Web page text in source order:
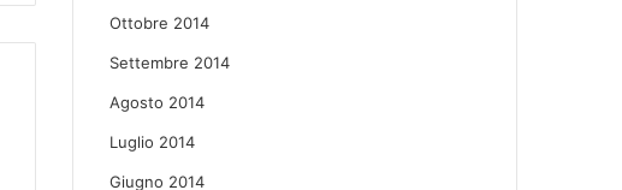
Ottobre 2014
Settembre 2014
Agosto 2014
Luglio 2014
Giugno 2014